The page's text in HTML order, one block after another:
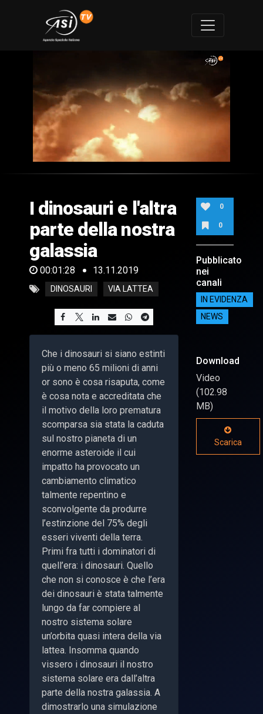
of
28
seconds
I dinosauri e l'altra
parte della nostra
galassia
00:01:28 13.11.2019
DINOSAURI VIA LATTEA
Che i dinosauri si siano estinti
più o meno 65 milioni di anni
or sono è cosa risaputa, come
è cosa nota e accreditata che
il motivo della loro prematura
scomparsa sia stata la caduta
sul nostro pianeta di un
enorme asteroide il cui
impatto ha provocato un
cambiamento climatico
talmente repentino e
sconvolgente da produrre
l’estinzione del 75% degli
esseri viventi della terra.
Primi fra tutti i dominatori di
quell’era: i dinosauri. Quello
che non si conosce è che l’era
dei dinosauri è stata talmente
lungo da far compiere al
nostro sistema solare
un’orbita quasi intera della via
lattea. Insomma quando
vissero i dinosauri il nostro
sistema solare era dall’altra
parte della nostra galassia. A
dimostrarlo una simulazione
0
0
Pubblicato
nei
canali
IN EVIDENZA
NEWS
Download
Video
(102.98
MB)
Scarica